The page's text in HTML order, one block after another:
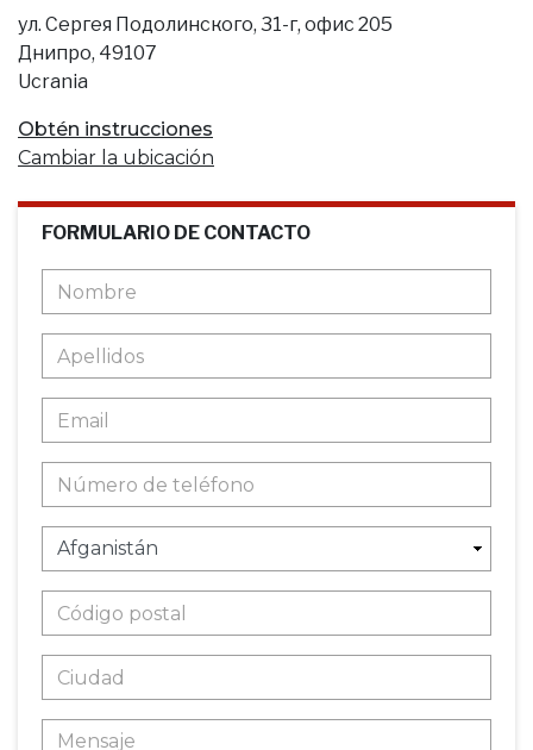
ул. Сергея Подолинского, 31-г, офис 205
Днипро, 49107
Ucrania
Obtén instrucciones
Cambiar la ubicación
FORMULARIO DE CONTACTO